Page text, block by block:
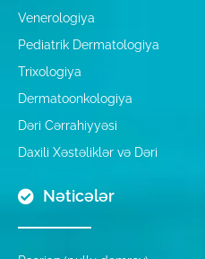
Venerologiya
Pediatrik Dermatologiya
Trixologiya
Dermatoonkologiya
Dəri Cərrahiyyəsi
Daxili Xəstəliklər və Dəri
Nəticələr